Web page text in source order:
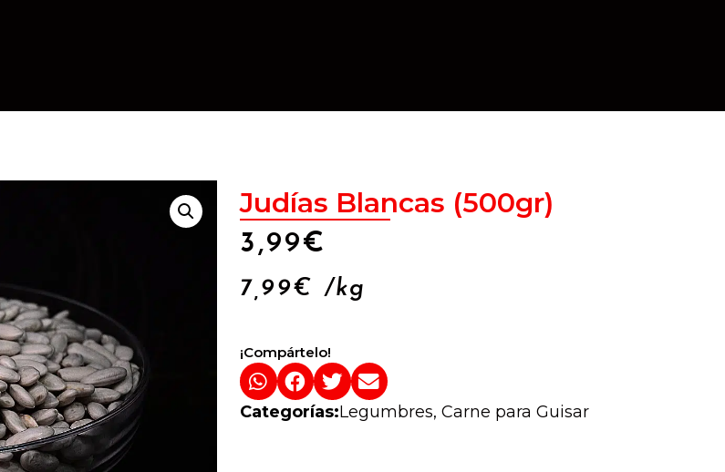
Judías Blancas (500gr)
3,99€
7,99€ /kg
¡Compártelo!
Categorías:Legumbres, Carne para Guisar